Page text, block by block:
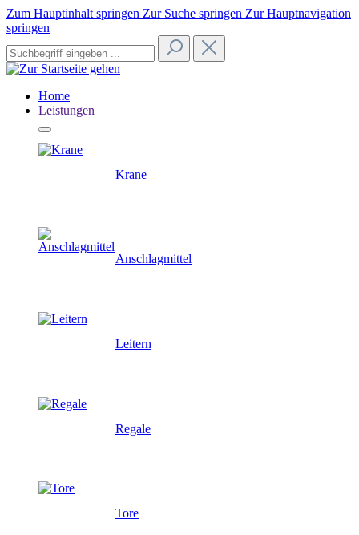
Zum Hauptinhalt springen Zur Suche springen Zur Hauptnavigation
springen
Home
Leistungen
Krane
Anschlagmittel
Leitern
Regale
Tore